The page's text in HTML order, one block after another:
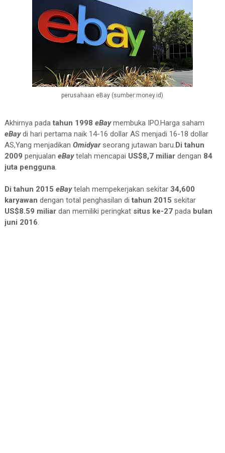
perusahaan eBay (sumber:money.id)
Akhirnya pada tahun 1998 eBaymembuka IPO.Harga saham
eBaydi hari pertama naik 14-16 dollar AS menjadi 16-18 dollar
AS,Yang menjadikan Omidyarseorang jutawan baru.Di tahun
2009 penjualan eBaytelah mencapai US$8,7 miliardengan 84
juta pengguna.
Di tahun 2015 eBaytelah mempekerjakan sekitar34,600
karyawan dengan total penghasilan di tahun 2015 sekitar
US$8.59 miliardan memiliki peringkat situs ke-27pada bulan
juni 2016.